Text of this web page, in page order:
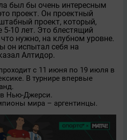
был бы очень интересным
проект. Он проектный
проект, который,
10 лет. Это блестящий
нужно, на клубном уровне.
он испытал себя на
Алтидор.
с 11 июня по 19 июля в
В турнире впервые
Нью-Джерси.
мира – аргентинцы.